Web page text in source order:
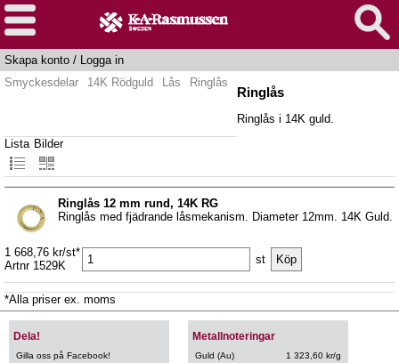
Skapa konto / Logga in
Smyckesdelar
14K Rödguld Lås Ringlås
Ringlås
Ringlås i 14K guld.
Lista Bilder
Ringlås 12 mm rund, 14K RG
Ringlås med fjädrande låsmekanism. Diameter 12mm. 14K Guld.
1 668,76 kr/st*
Artnr 1529K
st
*Alla priser ex. moms
Metallnoteringar
Guld (Au)
1 323,60 kr/g
Dela!
Gilla oss på Facebook!